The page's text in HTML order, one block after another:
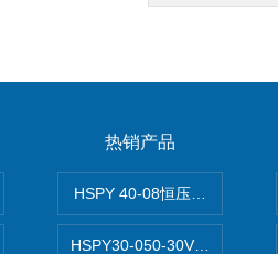
热销产品
HSPY 40-08恒压恒流恒功率
HSPY30-050-30V/-05A可调